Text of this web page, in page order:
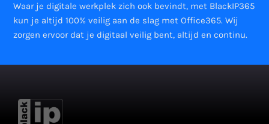
Waar je digitale werkplek zich ook bevindt, met BlackIP365
kun je altijd 100% veilig aan de slag met Office365. Wij
zorgen ervoor dat je digitaal veilig bent, altijd en continu.